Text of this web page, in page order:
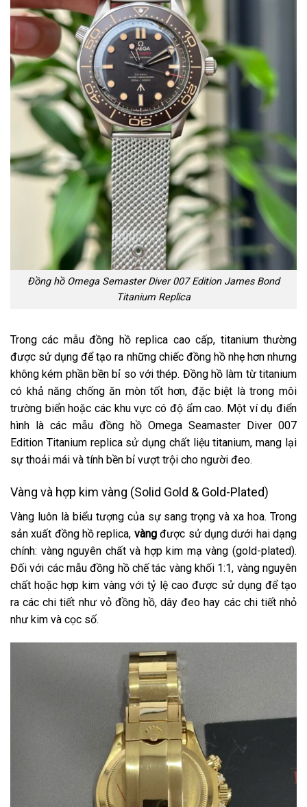
Đồng hồ Omega Semaster Diver 007 Edition James Bond
Titanium Replica
Trong các mẫu đồng hồ replica cao cấp, titanium thường
được sử dụng để tạo ra những chiếc đồng hồ nhẹ hơn nhưng
không kém phần bền bỉ so với thép. Đồng hồ làm từ titanium
có khả năng chống ăn mòn tốt hơn, đặc biệt là trong môi
trường biển hoặc các khu vực có độ ẩm cao. Một ví dụ điển
hình là các mẫu đồng hồ Omega Seamaster Diver 007
Edition Titanium replica sử dụng chất liệu titanium, mang lại
sự thoải mái và tính bền bỉ vượt trội cho người đeo.
Vàng và hợp kim vàng (Solid Gold & Gold-Plated)
Vàng luôn là biểu tượng của sự sang trọng và xa hoa. Trong
sản xuất đồng hồ replica, vàngđược sử dụng dưới hai dạng
chính: vàng nguyên chất và hợp kim mạ vàng (gold-plated).
Đối với các mẫu đồng hồ chế tác vàng khối 1:1, vàng nguyên
chất hoặc hợp kim vàng với tỷ lệ cao được sử dụng để tạo
ra các chi tiết như vỏ đồng hồ, dây đeo hay các chi tiết nhỏ
như kim và cọc số.